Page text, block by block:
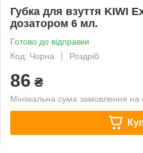
Губка для взуття KIWI
дозатором 6 мл.
Готово до відправки
Код: Чорна
Роздріб
86 ₴
Мінімальна сума замовлення на